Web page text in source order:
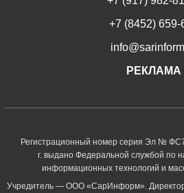
+7 (8452) 659-
РЕКЛАМА
Регистрационный номер серия Эл №
г. выдано Федеральной службой по
информационных технологий и
Учредитель — ООО «СарИнформ».